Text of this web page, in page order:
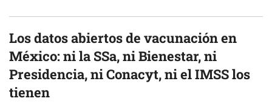
Los datos abiertos de vacunación en
México: ni la SSa, ni Bienestar, ni
Presidencia, ni Conacyt, ni el IMSS los
tienen